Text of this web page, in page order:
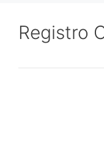
Registro